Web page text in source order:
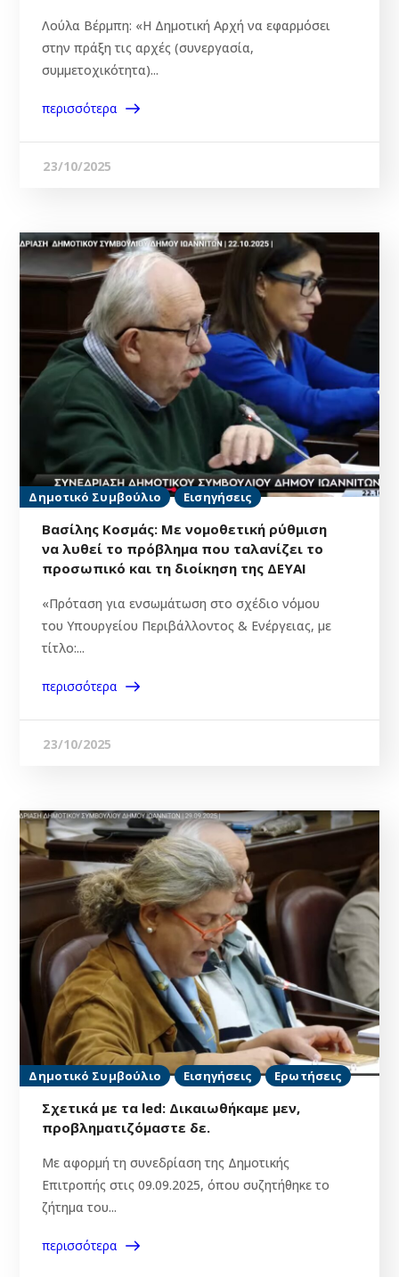
Λούλα Βέρμπη: «Η Δημοτική Αρχή να εφαρμόσει
στην πράξη τις αρχές (συνεργασία,
συμμετοχικότητα)...
περισσότερα
23/10/2025
Δημοτικό Συμβούλιο Εισηγήσεις
Βασίλης Κοσμάς: Με νομοθετική ρύθμιση
να λυθεί το πρόβλημα που ταλανίζει το
προσωπικό και τη διοίκηση της ΔΕΥΑΙ
«Πρόταση για ενσωμάτωση στο σχέδιο νόμου
του Υπουργείου Περιβάλλοντος & Ενέργειας, με
τίτλο:...
περισσότερα
23/10/2025
Δημοτικό Συμβούλιο Εισηγήσεις Ερωτήσεις
Σχετικά με τα led: Δικαιωθήκαμε μεν,
προβληματιζόμαστε δε.
Με αφορμή τη συνεδρίαση της Δημοτικής
Επιτροπής στις 09.09.2025, όπου συζητήθηκε το
ζήτημα του...
περισσότερα